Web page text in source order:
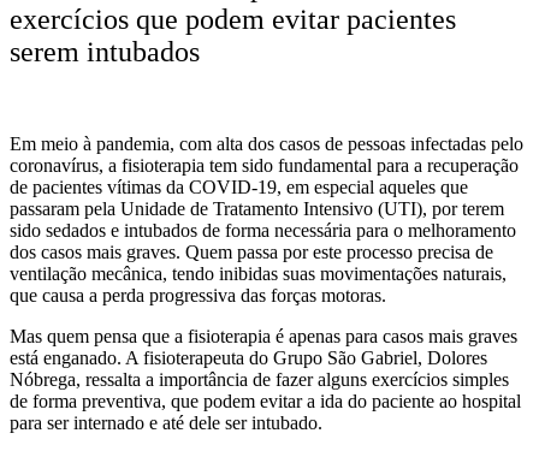
exercícios que podem evitar pacientes
serem intubados
Em meio à pandemia, com alta dos casos de pessoas infectadas pelo
coronavírus, a fisioterapia tem sido fundamental para a recuperação
de pacientes vítimas da COVID-19, em especial aqueles que
passaram pela Unidade de Tratamento Intensivo (UTI), por terem
sido sedados e intubados de forma necessária para o melhoramento
dos casos mais graves. Quem passa por este processo precisa de
ventilação mecânica, tendo inibidas suas movimentações naturais,
que causa a perda progressiva das forças motoras.
Mas quem pensa que a fisioterapia é apenas para casos mais graves
está enganado. A fisioterapeuta do Grupo São Gabriel, Dolores
Nóbrega, ressalta a importância de fazer alguns exercícios simples
de forma preventiva, que podem evitar a ida do paciente ao hospital
para ser internado e até dele ser intubado.